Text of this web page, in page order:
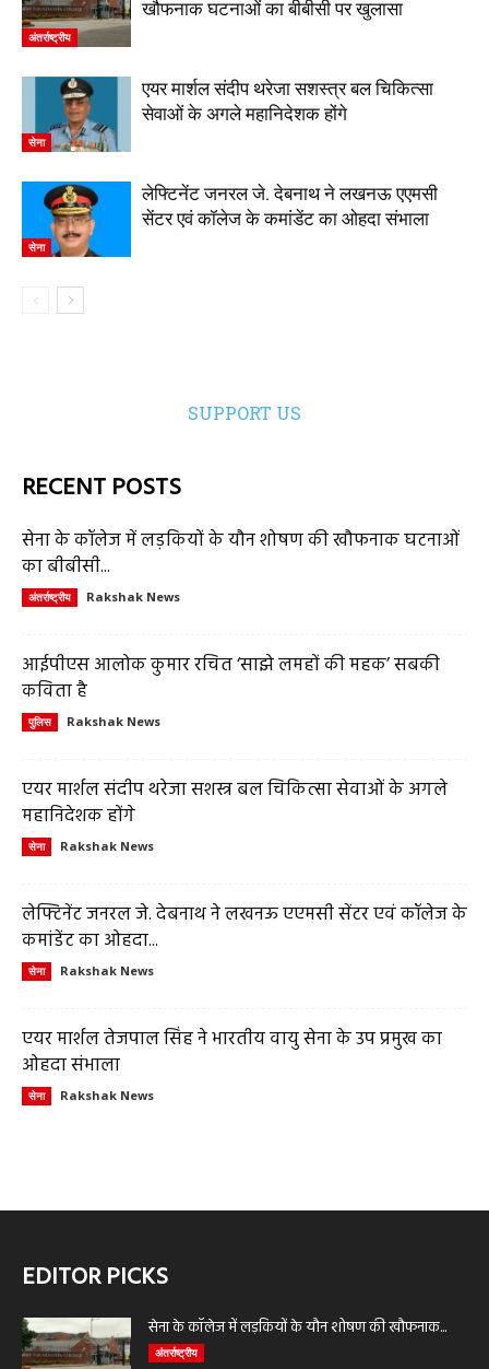
अंतर्राष्ट्रीय
खौफनाक घटनाओं का बीबीसी पर खुलासा
सेना
एयर मार्शल संदीप थरेजा सशस्त्र बल चिकित्सा
सेवाओं के अगले महानिदेशक होंगे
सेना
लेफ्टिनेंट जनरल जे. देबनाथ ने लखनऊ एएमसी
सेंटर एवं कॉलेज के कमांडेंट का ओहदा संभाला
SUPPORT US
RECENT POSTS
सेना के कॉलेज में लड़कियों के यौन शोषण की खौफनाक घटनाओं
का बीबीसी...
अंतर्राष्ट्रीय Rakshak News
आईपीएस आलोक कुमार रचित ‘साझे लमहों की महक’ सबकी
कविता है
पुलिस Rakshak News
एयर मार्शल संदीप थरेजा सशस्त्र बल चिकित्सा सेवाओं के अगले
महानिदेशक होंगे
सेना Rakshak News
लेफ्टिनेंट जनरल जे. देबनाथ ने लखनऊ एएमसी सेंटर एवं कॉलेज के
कमांडेंट का ओहदा...
सेना Rakshak News
एयर मार्शल तेजपाल सिंह ने भारतीय वायु सेना के उप प्रमुख का
ओहदा संभाला
सेना Rakshak News
EDITOR PICKS
सेना के कॉलेज में लड़कियों के यौन शोषण की खौफनाक...
अंतर्राष्ट्रीय